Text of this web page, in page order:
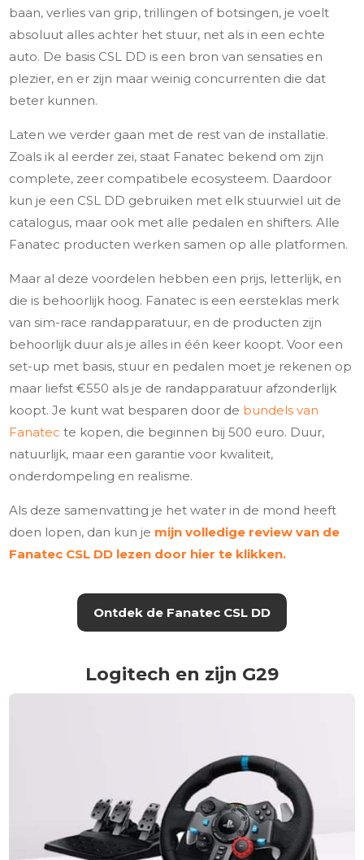
baan, verlies van grip, trillingen of botsingen, je voelt
absoluut alles achter het stuur, net als in een echte
auto. De basis CSL DD is een bron van sensaties en
plezier, en er zijn maar weinig concurrenten die dat
beter kunnen.
Laten we verder gaan met de rest van de installatie.
Zoals ik al eerder zei, staat Fanatec bekend om zijn
complete, zeer compatibele ecosysteem. Daardoor
kun je een CSL DD gebruiken met elk stuurwiel uit de
catalogus, maar ook met alle pedalen en shifters. Alle
Fanatec producten werken samen op alle platformen.
Maar al deze voordelen hebben een prijs, letterlijk, en
die is behoorlijk hoog. Fanatec is een eersteklas merk
van sim-race randapparatuur, en de producten zijn
behoorlijk duur als je alles in één keer koopt. Voor een
set-up met basis, stuur en pedalen moet je rekenen op
maar liefst €550 als je de randapparatuur afzonderlijk
koopt. Je kunt wat besparen door de bundels van
Fanatec te kopen, die beginnen bij 500 euro. Duur,
natuurlijk, maar een garantie voor kwaliteit,
onderdompeling en realisme.
Als deze samenvatting je het water in de mond heeft
doen lopen, dan kun je mijn volledige review van de
Fanatec CSL DD lezen door hier te klikken.
Ontdek de Fanatec CSL DD
Logitech en zijn G29